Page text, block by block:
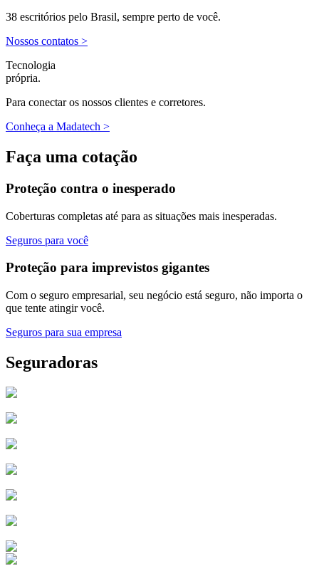
38 escritórios pelo Brasil, sempre perto de você.
Nossos contatos >
Tecnologia
própria.
Para conectar os nossos clientes e corretores.
Conheça a Madatech >
Faça uma cotação
Proteção contra o inesperado
Coberturas completas até para as situações mais inesperadas.
Seguros para você
Proteção para imprevistos gigantes
Com o seguro empresarial, seu negócio está seguro, não importa o
que tente atingir você.
Seguros para sua empresa
Seguradoras